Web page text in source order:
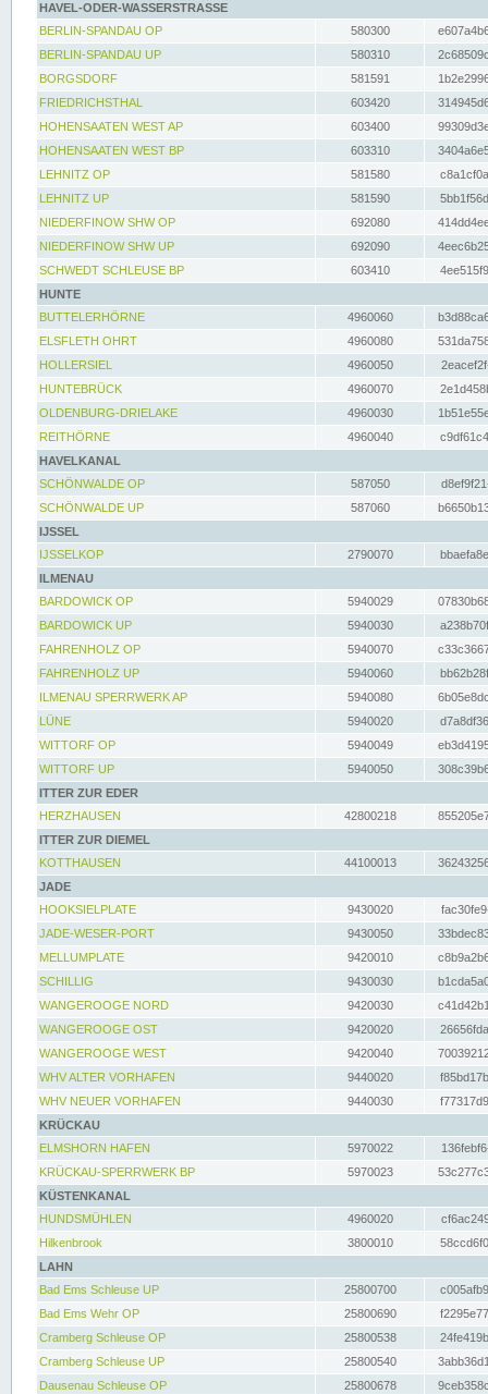
HAVEL-ODER-WASSERSTRASSE
BERLIN-SPANDAU OP
580300
BERLIN-SPANDAU UP
580310
BORGSDORF
581591
FRIEDRICHSTHAL
603420
HOHENSAATEN WEST AP
603400
HOHENSAATEN WEST BP
603310
LEHNITZ OP
581580
LEHNITZ UP
581590
NIEDERFINOW SHW OP
692080
NIEDERFINOW SHW UP
692090
SCHWEDT SCHLEUSE BP
603410
HUNTE
BUTTELERHÖRNE
4960060
ELSFLETH OHRT
4960080
HOLLERSIEL
4960050
HUNTEBRÜCK
4960070
OLDENBURG-DRIELAKE
4960030
REITHÖRNE
4960040
HAVELKANAL
SCHÖNWALDE OP
587050
SCHÖNWALDE UP
587060
IJSSEL
IJSSELKOP
2790070
ILMENAU
BARDOWICK OP
5940029
BARDOWICK UP
5940030
FAHRENHOLZ OP
5940070
FAHRENHOLZ UP
5940060
ILMENAU SPERRWERK AP
5940080
LÜNE
5940020
WITTORF OP
5940049
WITTORF UP
5940050
ITTER ZUR EDER
HERZHAUSEN
42800218
ITTER ZUR DIEMEL
KOTTHAUSEN
44100013
JADE
HOOKSIELPLATE
9430020
JADE-WESER-PORT
9430050
MELLUMPLATE
9420010
SCHILLIG
9430030
WANGEROOGE NORD
9420030
WANGEROOGE OST
9420020
WANGEROOGE WEST
9420040
WHV ALTER VORHAFEN
9440020
WHV NEUER VORHAFEN
9440030
KRÜCKAU
ELMSHORN HAFEN
5970022
KRÜCKAU-SPERRWERK BP
5970023
KÜSTENKANAL
HUNDSMÜHLEN
4960020
Hilkenbrook
3800010
LAHN
Bad Ems Schleuse UP
25800700
Bad Ems Wehr OP
25800690
Cramberg Schleuse OP
25800538
Cramberg Schleuse UP
25800540
Dausenau Schleuse OP
25800678